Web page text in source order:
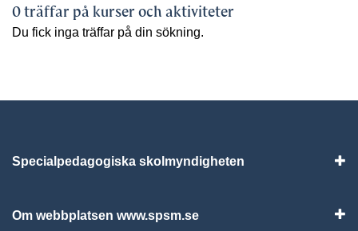
0 träffar på kurser och aktiviteter
Du fick inga träffar på din sökning.
Specialpedagogiska skolmyndigheten
Om webbplatsen www.spsm.se